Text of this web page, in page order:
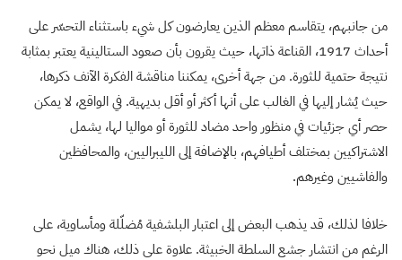
من جانبهم، يتقاسم معظم الذين يعارضون كل شيء باستثناء التحسّر على
أحداث 1917، القناعة ذاتها، حيث يقرون بأن صعود الستالينية يعتبر بمثابة
نتيجة حتمية للثورة. من جهة أخرى، يمكننا مناقشة الفكرة الآنف ذكرها،
حيث يُشار إليها في الغالب على أنها أكثر أو أقل بديهية. في الواقع، لا يمكن
حصر أي جزئيات في منظور واحد مضاد للثورة أو مواليا لها، يشمل
الاشتراكيين بمختلف أطيافهم، بالإضافة إلى الليبراليين، والمحافظين
والفاشيين وغيرهم.
خلافا لذلك، قد يذهب البعض إلى اعتبار البلشفية مُضلّلة ومأساوية، على
الرغم من انتشار جشع السلطة الخبيثة. علاوة على ذلك، هناك ميل نحو